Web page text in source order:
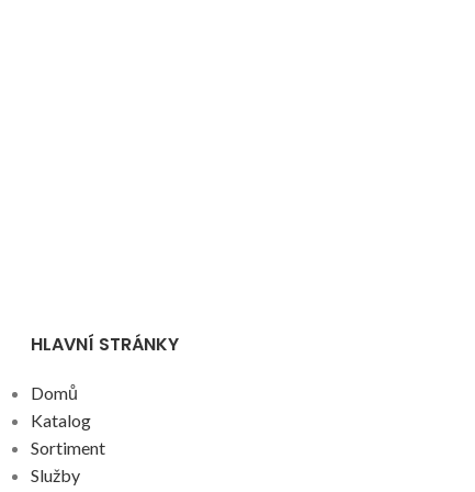
HLAVNÍ STRÁNKY
Domů
Katalog
Sortiment
Služby